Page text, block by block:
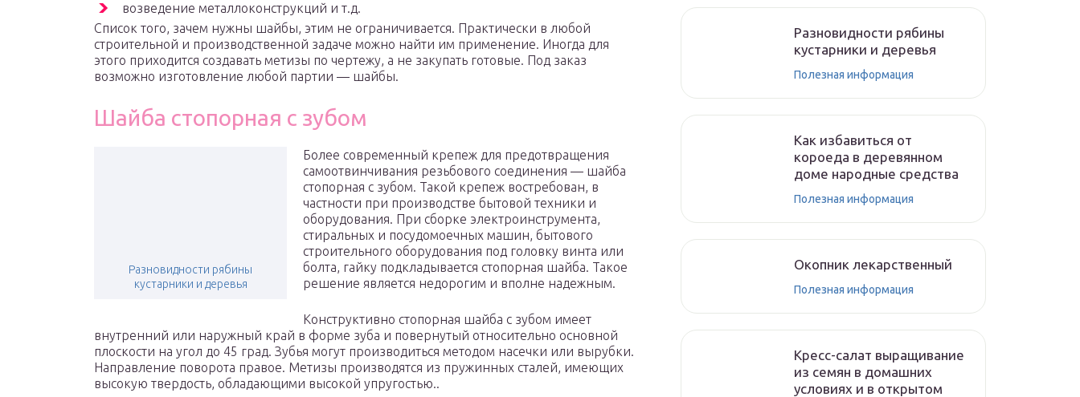
возведение металлоконструкций и т.д.
Список того, зачем нужны шайбы, этим не ограничивается. Практически в любой
строительной и производственной задаче можно найти им применение. Иногда для
этого приходится создавать метизы по чертежу, а не закупать готовые. Под заказ
возможно изготовление любой партии — шайбы.
Шайба стопорная с зубом
Разновидности рябины
кустарники и деревья
Более современный крепеж для предотвращения
самоотвинчивания резьбового соединения — шайба
стопорная с зубом. Такой крепеж востребован, в
частности при производстве бытовой техники и
оборудования. При сборке электроинструмента,
стиральных и посудомоечных машин, бытового
строительного оборудования под головку винта или
болта, гайку подкладывается стопорная шайба. Такое
решение является недорогим и вполне надежным.
Конструктивно стопорная шайба с зубом имеет
внутренний или наружный край в форме зуба и повернутый относительно основной
плоскости на угол до 45 град. Зубья могут производиться методом насечки или вырубки.
Направление поворота правое. Метизы производятся из пружинных сталей, имеющих
высокую твердость, обладающими высокой упругостью..
Разновидности рябины
кустарники и деревья
Полезная информация
Как избавиться от
короеда в деревянном
доме народные средства
Полезная информация
Окопник лекарственный
Полезная информация
Кресс-салат выращивание
из семян в домашних
условиях и в открытом